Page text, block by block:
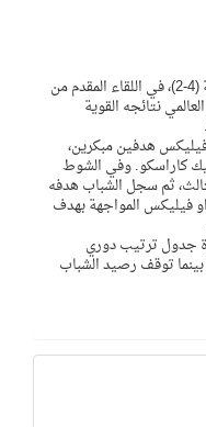
حقق النصر فوزًا مثيرًا على الشباب بنتيجة (4-2)، في اللقاء المقدم من
العالمي نتائجه القوية
فيليكس هدفين مبكرين،
كاراسكو. وفي الشوط
ثم سجل الشباب هدفه
فيليكس المواجهة بهدف
في صدارة جدول ترتيب دوري
توقف رصيد الشباب